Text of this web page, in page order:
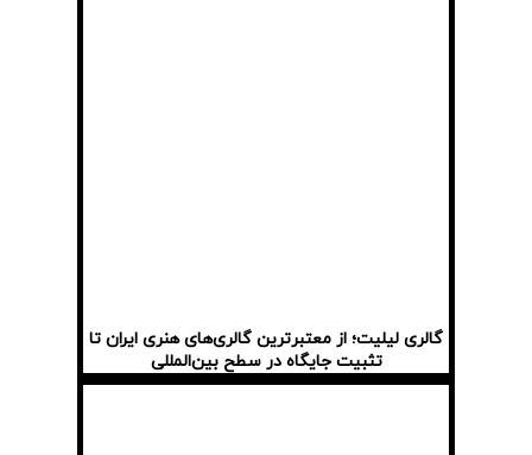
گالری لیلیت؛ از معتبرترین گالری‌های هنری ایران تا
تثبیت جایگاه در سطح بین‌المللی